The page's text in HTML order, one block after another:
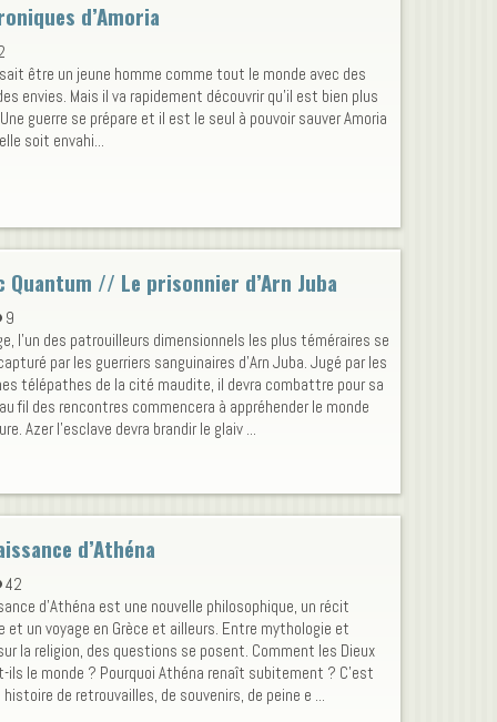
d’Amoria
être un jeune homme comme tout le monde avec des
envies. Mais il va rapidement découvrir qu'il est bien plus
guerre se prépare et il est le seul à pouvoir sauver Amoria
soit envahi...
Quantum // Le prisonnier d’Arn Juba
9
l’un des patrouilleurs dimensionnels les plus téméraires se
par les guerriers sanguinaires d’Arn Juba. Jugé par les
télépathes de la cité maudite, il devra combattre pour sa
fil des rencontres commencera à appréhender le monde
Azer l’esclave devra brandir le glaiv ...
d’Athéna
42
d'Athéna est une nouvelle philosophique, un récit
et un voyage en Grèce et ailleurs. Entre mythologie et
la religion, des questions se posent. Comment les Dieux
ils le monde ? Pourquoi Athéna renaît subitement ? C'est
de retrouvailles, de souvenirs, de peine e ...